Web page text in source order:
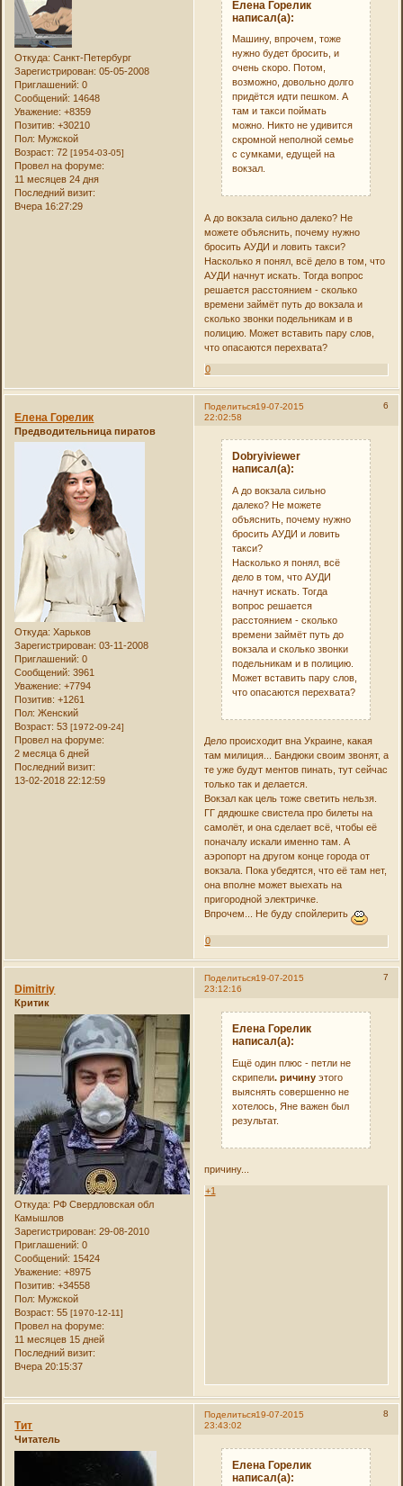
Откуда: Санкт-Петербург
Зарегистрирован: 05-05-2008
Приглашений: 0
Сообщений: 14648
Уважение: +8359
Позитив: +30210
Пол: Мужской
Возраст: 72[1954-03-05]
Провел на форуме:
11 месяцев 24 дня
Последний визит:
Вчера 16:27:29
Елена Горелик
написал(а):
Машину, впрочем, тоже
нужно будет бросить, и
очень скоро. Потом,
возможно, довольно долго
придётся идти пешком. А
там и такси поймать
можно. Никто не удивится
скромной неполной семье
с сумками, едущей на
вокзал.
А до вокзала сильно далеко? Не
можете объяснить, почему нужно
бросить АУДИ и ловить такси?
Насколько я понял, всё дело в том, что
АУДИ начнут искать. Тогда вопрос
решается расстоянием - сколько
времени займёт путь до вокзала и
сколько звонки подельникам и в
полицию. Может вставить пару слов,
что опасаются перехвата?
0
Поделиться 6
19-07-2015
22:02:58
Елена Горелик
Предводительница пиратов
Откуда: Харьков
Зарегистрирован: 03-11-2008
Приглашений: 0
Сообщений: 3961
Уважение: +7794
Позитив: +1261
Пол: Женский
Возраст: 53[1972-09-24]
Провел на форуме:
2 месяца 6 дней
Последний визит:
13-02-2018 22:12:59
Dobryiviewer
написал(а):
А до вокзала сильно
далеко? Не можете
объяснить, почему нужно
бросить АУДИ и ловить
такси?
Насколько я понял, всё
дело в том, что АУДИ
начнут искать. Тогда
вопрос решается
расстоянием - сколько
времени займёт путь до
вокзала и сколько звонки
подельникам и в полицию.
Может вставить пару слов,
что опасаются перехвата?
Дело происходит вна Украине, какая
там милиция... Бандюки своим звонят, а
те уже будут ментов пинать, тут сейчас
только так и делается.
Вокзал как цель тоже светить нельзя.
ГГ дядюшке свистела про билеты на
самолёт, и она сделает всё, чтобы её
поначалу искали именно там. А
аэропорт на другом конце города от
вокзала. Пока убедятся, что её там нет,
она вполне может выехать на
пригородной электричке.
Впрочем... Не буду спойлерить
0
Поделиться 7
19-07-2015
23:12:16
Dimitriy
Критик
Откуда: РФ Свердловская обл
Камышлов
Зарегистрирован: 29-08-2010
Приглашений: 0
Сообщений: 15424
Уважение: +8975
Позитив: +34558
Пол: Мужской
Возраст: 55[1970-12-11]
Провел на форуме:
11 месяцев 15 дней
Последний визит:
Вчера 20:15:37
Елена Горелик
написал(а):
Ещё один плюс - петли не
скрипели. ричину этого
выяснять совершенно не
хотелось, Яне важен был
результат.
причину...
+1
Поделиться 8
19-07-2015
23:43:02
Тит
Читатель
Елена Горелик
написал(а):